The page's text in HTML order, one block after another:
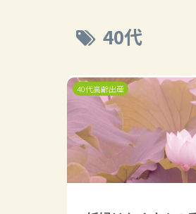
40代
40代高齢出産